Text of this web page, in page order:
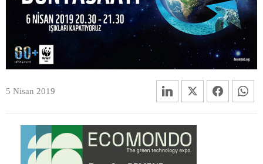
5 Nisan 2019